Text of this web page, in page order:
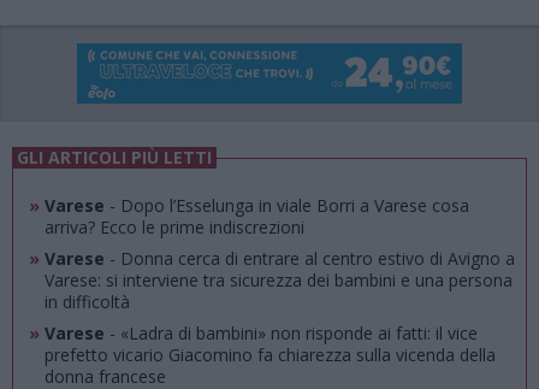
GLI ARTICOLI PIÙ LETTI
» Varese - Dopo l’Esselunga in viale Borri a Varese cosa
arriva? Ecco le prime indiscrezioni
» Varese - Donna cerca di entrare al centro estivo di Avigno a
Varese: si interviene tra sicurezza dei bambini e una persona
in difficoltà
» Varese - «Ladra di bambini» non risponde ai fatti: il vice
prefetto vicario Giacomino fa chiarezza sulla vicenda della
donna francese